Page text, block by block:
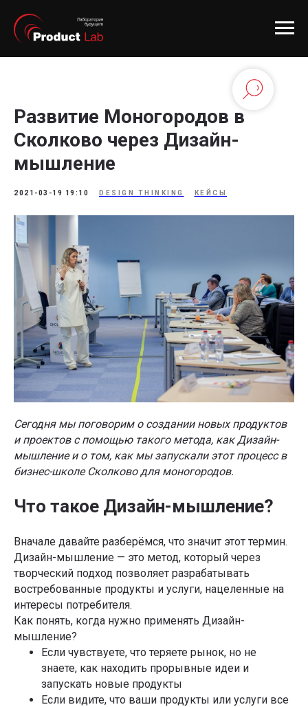
Развитие Моногородов в
Сколково через Дизайн-
мышление
2021-03-19 19:10 DESIGN THINKING КЕЙСЫ
Сегодня мы поговорим о создании новых продуктов
и проектов с помощью такого метода, как Дизайн-
мышление и о том, как мы запускали этот процесс в
бизнес-школе Сколково для моногородов.
Что такое Дизайн-мышление?
Вначале давайте разберёмся, что значит этот термин.
Дизайн-мышление — это метод, который через
творческий подход позволяет разрабатывать
востребованные продукты и услуги, нацеленные на
интересы потребителя.
Как понять, когда нужно применять Дизайн-
мышление?
Если чувствуете, что теряете рынок, но не
знаете, как находить прорывные идеи и
запускать новые продукты
Если видите, что ваши продукты или услуги все